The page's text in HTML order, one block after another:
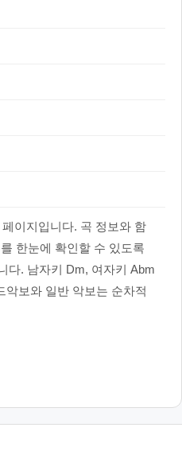
이지입니다. 곡 정보와 함
한눈에 확인할 수 있도록
다. 남자키 Dm, 여자키 Abm
악보와 일반 악보는 순차적